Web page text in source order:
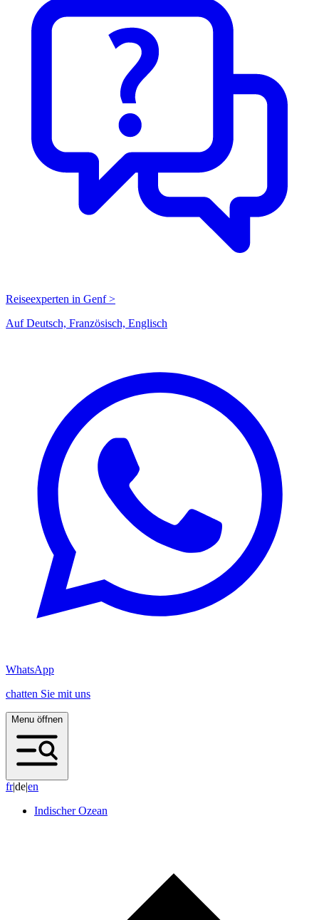
Reiseexperten in Genf >
Auf Deutsch, Französisch, Englisch
WhatsApp
chatten Sie mit uns
Menu öffnen
fr|de|en
Indischer Ozean